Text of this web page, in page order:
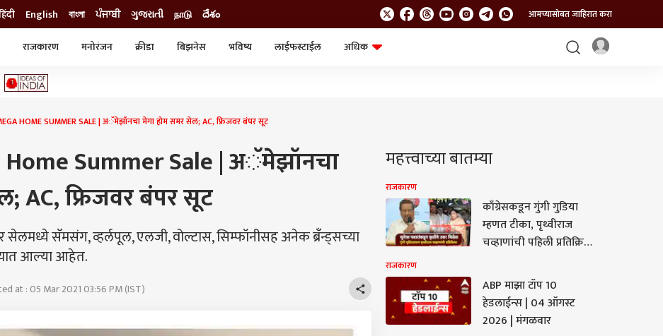
English বাংলা ਪੰਜਾਬੀ ગુજરાતી நாடு దేశం आमच्यासोबत जाहिरात करा
राजकारण मनोरंजन क्रीडा बिझनेस भविष्य लाईफस्टाईल
अधिक
HOME SUMMER SALE | अॅमेझॉनचा मेगा होम समर सेल; AC, फ्रिजवर बंपर सूट
Home Summer Sale | अॅमेझॉनचा
AC, फ्रिजवर बंपर सूट
सॅमसंग, व्हर्लपूल, एलजी, वोल्टास, सिम्‍फॉनीसह अनेक ब्रँन्ड्सच्या
आल्या आहेत.
at : 05 Mar 2021 03:56 PM (IST)
महत्त्वाच्या बातम्या
राजकारण
काँग्रेसकडून गुंगी गुडिया
म्हणत टीका, पृथ्वीराज
चव्हाणांची पहिली प्रतिक्रिया;
पवारांकडून कृतीतून उत्तर
मिळेल
राजकारण
ABP माझा टॉप 10
हेडलाईन्स | 04 ऑगस्ट
2026 | मंगळवार